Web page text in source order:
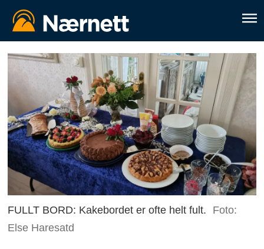
FULLT BORD: Kakebordet er ofte helt fult.
Foto:
Else Haresatd